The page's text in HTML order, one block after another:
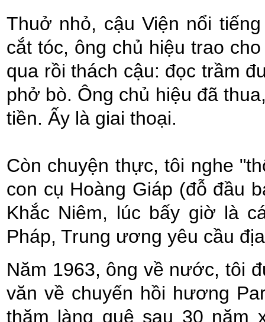
Thuở nhỏ, cậu Viện nổi
cắt tóc, ông chủ hiệu trao
qua rồi thách cậu: đọc trầm
phở bò. Ông chủ hiệu đã
tiền. Ấy là giai thoại.
Còn chuyện thực, tôi nghe
con cụ Hoàng Giáp (đỗ đầu
Khắc Niêm, lúc bấy giờ là
Pháp, Trung ương yêu cầu
Năm 1963, ông về nước, tôi
văn về chuyến hồi hương
thăm làng quê sau 30 năm